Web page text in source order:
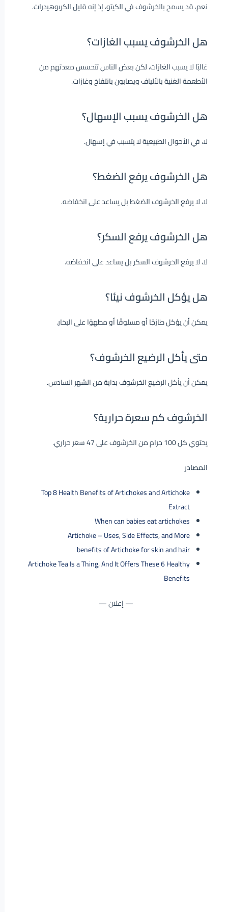
نعم، قد يسمح بالخرشوف في الكيتو، إذ إنه قليل الكربوهيدرات.
هل الخرشوف يسبب الغازات؟
غالبًا لا يسبب الغازات، لكن بعض الناس تتحسس معدتهم من
الأطعمة الغنية بالألياف ويصابون بانتفاخ وغازات.
هل الخرشوف يسبب الإسهال؟
لا، في الأحوال الطبيعية لا يتسبب في إسهال.
هل الخرشوف يرفع الضغط؟
لا، لا يرفع الخرشوف الضغط بل يساعد على انخفاضه.
هل الخرشوف يرفع السكر؟
لا، لا يرفع الخرشوف السكر بل يساعد على انخفاضه.
هل يؤكل الخرشوف نيئا؟
يمكن أن يؤكل طازجًا أو مسلوقًا أو مطهوًا على البخار.
متى يأكل الرضيع الخرشوف؟
يمكن أن يأكل الرضيع الخرشوف بداية من الشهر السادس.
الخرشوف كم سعرة حرارية؟
يحتوي كل 100 جرام من الخرشوف على 47 سعر حراري.
المصادر
Top 8 Health Benefits of Artichokes and Artichoke
Extract
When can babies eat artichokes
Artichoke – Uses, Side Effects, and More
benefits of Artichoke for skin and hair
Artichoke Tea Is a Thing, And It Offers These 6 Healthy
Benefits
— إعلان —